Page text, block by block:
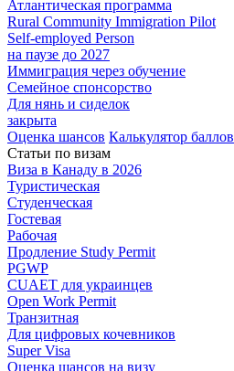
Атлантическая программа
Rural Community Immigration Pilot
Self-employed Person
на паузе до 2027
Иммиграция через обучение
Семейное спонсорство
Для нянь и сиделок
закрыта
Оценка шансов Калькулятор баллов
Статьи по визам
Виза в Канаду в 2026
Туристическая
Студенческая
Гостевая
Рабочая
Продление Study Permit
PGWP
CUAET для украинцев
Open Work Permit
Транзитная
Для цифровых кочевников
Super Visa
Оценка шансов на визу